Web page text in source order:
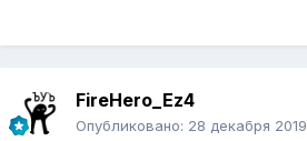
FireHero_Ez4
Опубликовано: 28 декабря 2019